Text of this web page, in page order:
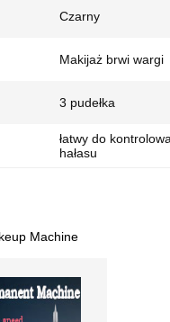
Czarny
Makijaż brwi wargi
3 pudełka
łatwy do
hałasu
Machine